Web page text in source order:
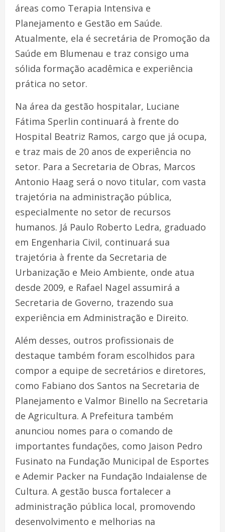
áreas como Terapia Intensiva e
Planejamento e Gestão em Saúde.
Atualmente, ela é secretária de Promoção da
Saúde em Blumenau e traz consigo uma
sólida formação acadêmica e experiência
prática no setor.
Na área da gestão hospitalar, Luciane
Fátima Sperlin continuará à frente do
Hospital Beatriz Ramos, cargo que já ocupa,
e traz mais de 20 anos de experiência no
setor. Para a Secretaria de Obras, Marcos
Antonio Haag será o novo titular, com vasta
trajetória na administração pública,
especialmente no setor de recursos
humanos. Já Paulo Roberto Ledra, graduado
em Engenharia Civil, continuará sua
trajetória à frente da Secretaria de
Urbanização e Meio Ambiente, onde atua
desde 2009, e Rafael Nagel assumirá a
Secretaria de Governo, trazendo sua
experiência em Administração e Direito.
Além desses, outros profissionais de
destaque também foram escolhidos para
compor a equipe de secretários e diretores,
como Fabiano dos Santos na Secretaria de
Planejamento e Valmor Binello na Secretaria
de Agricultura. A Prefeitura também
anunciou nomes para o comando de
importantes fundações, como Jaison Pedro
Fusinato na Fundação Municipal de Esportes
e Ademir Packer na Fundação Indaialense de
Cultura. A gestão busca fortalecer a
administração pública local, promovendo
desenvolvimento e melhorias na